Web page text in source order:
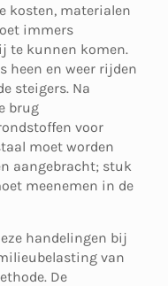
kosten, materialen
immers
te kunnen komen.
heen en weer rijden
steigers. Na
brug
voor
moet worden
aangebracht; stuk
meenemen in de
handelingen bij
van
De